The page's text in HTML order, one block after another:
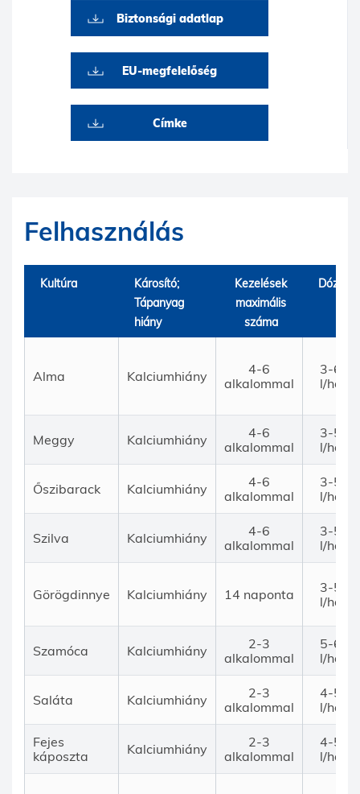
Biztonsági adatlap
EU-megfelelőség
Címke
Felhasználás
Kultúra
Károsító;
Tápanyag
hiány
Kezelések
maximális
száma
Dózis
Alma Kalciumhiány
4-6
alkalommal
3-6
l/ha
Meggy Kalciumhiány
4-6
alkalommal
3-5
l/ha
Őszibarack Kalciumhiány
4-6
alkalommal
3-5
l/ha
Szilva Kalciumhiány
4-6
alkalommal
3-5
l/ha
Görögdinnye Kalciumhiány 14 naponta
3-5
l/ha
Szamóca Kalciumhiány
2-3
alkalommal
5-6
l/ha
Saláta Kalciumhiány
2-3
alkalommal
4-5
l/ha
Fejes
káposzta
Kalciumhiány
2-3
alkalommal
4-5
l/ha